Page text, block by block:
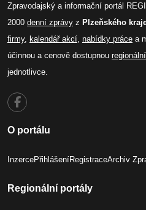
Zpravodajský a informační portál
2000 denní zprávy z Plzeňského
firmy, kalendář akcí, nabídky práce a
účinnou a cenově dostupnou
jednotlivce.
O portálu
InzercePřihlášeníRegistraceArchiv
Regionální portály